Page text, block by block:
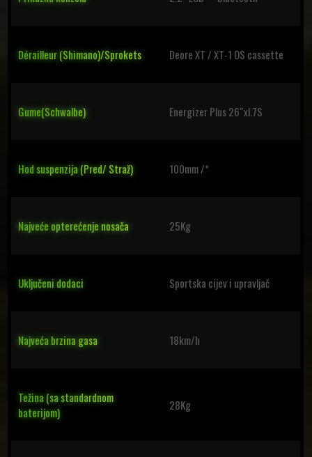
Dérailleur (Shimano)/Sprokets Deore XT / XT-1 OS cassette
Gume(Schwalbe) Energizer Plus 26″xl.7S
Hod suspenzija (Pred/ Straž) 100mm /*
Najveće opterećenje nosača 25Kg
Uključeni dodaci Sportska cijev i upravljač
Najveća brzina gasa 18km/h
Težina (sa standardnom
baterijom)
28Kg